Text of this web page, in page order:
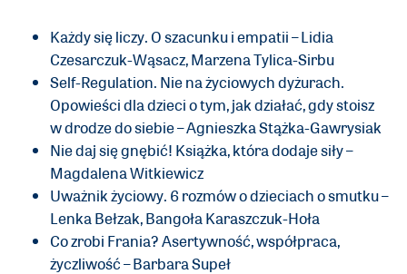
Każdy się liczy. O szacunku i empatii – Lidia
Czesarczuk-Wąsacz, Marzena Tylica-Sirbu
Self-Regulation. Nie na życiowych dyżurach.
Opowieści dla dzieci o tym, jak działać, gdy stoisz
w drodze do siebie – Agnieszka Stążka-Gawrysiak
Nie daj się gnębić! Książka, która dodaje siły –
Magdalena Witkiewicz
Uważnik życiowy. 6 rozmów o dzieciach o smutku –
Lenka Bełzak, Bangoła Karaszczuk-Hoła
Co zrobi Frania? Asertywność, współpraca,
życzliwość – Barbara Supeł